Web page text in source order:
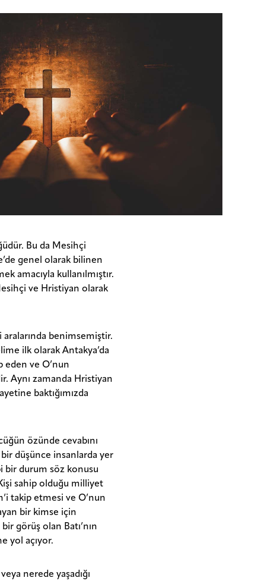
Bu da Mesihçi
genel olarak bilinen
amacıyla kullanılmıştır.
ve Hristiyan olarak
aralarında benimsemiştir.
ilk olarak Antakya’da
eden ve O’nun
Aynı zamanda Hristiyan
baktığımızda
özünde cevabını
düşünce insanlarda yer
bir durum söz konusu
sahip olduğu milliyet
takip etmesi ve O’nun
bir kimse için
görüş olan Batı’nın
yol açıyor.
nerede yaşadığı